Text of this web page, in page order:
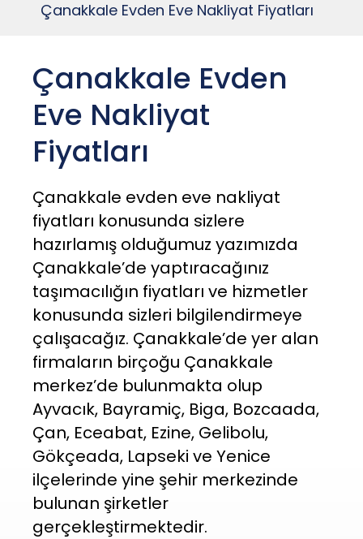
Çanakkale Evden Eve Nakliyat Fiyatları
Çanakkale Evden
Eve Nakliyat
Fiyatları
Çanakkale evden eve nakliyat
fiyatları konusunda sizlere
hazırlamış olduğumuz yazımızda
Çanakkale’de yaptıracağınız
taşımacılığın fiyatları ve hizmetler
konusunda sizleri bilgilendirmeye
çalışacağız. Çanakkale’de yer alan
firmaların birçoğu Çanakkale
merkez’de bulunmakta olup
Ayvacık, Bayramiç, Biga, Bozcaada,
Çan, Eceabat, Ezine, Gelibolu,
Gökçeada, Lapseki ve Yenice
ilçelerinde yine şehir merkezinde
bulunan şirketler
gerçekleştirmektedir.